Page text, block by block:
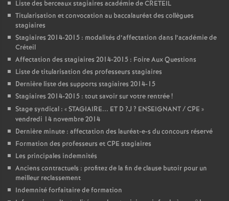
Liste des berceaux stagiaires académie deCRETEIL
Titularisation et convocation au baccalauréat des collègues
stagiaires
Stagiaires 2014-2015 : modalités d’affectation dans l’académie de
Créteil
Affectation des stagiaires 2014-2015 : Foire Aux Questions
Liste de titularisation des professeurs stagiaires
Dernière liste des supports stagiaires 2014-15
Stagiaires 2014-2015 : tout savoir sur votre rentrée!
Stage syndical : «STAGIAIRE... ET D ?J ? ENSEIGNANT/CPE »
vendredi 14 novembre 2014
Dernière minute : affectation des lauréat-e-s du concours réservé
Formation des professeurs etCPE stagiaires
Les principales indemnités
Anciens contractuels : profitez de la fin de clause butoir pour un
meilleur reclassement
Indemnité forfaitaire de formation